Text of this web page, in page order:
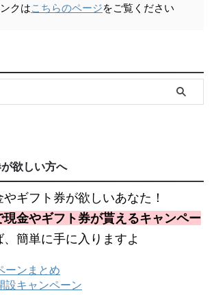
クはこちらのページをご覧ください
欲しい方へ
ギフト券が欲しいあなた！
現金やギフト券が貰えるキャンペー
、簡単に手に入りますよ
ーンまとめ
設キャンペーン